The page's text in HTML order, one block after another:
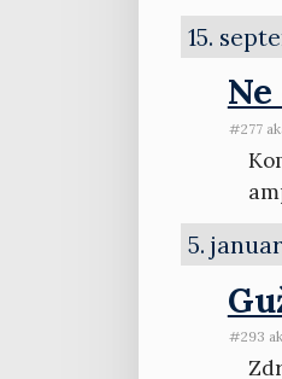
15.
#277
5.
#293